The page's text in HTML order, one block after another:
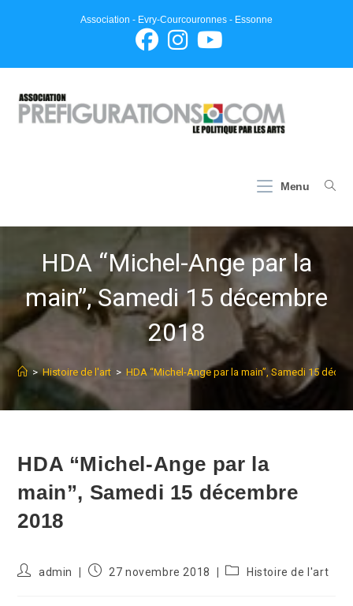
Association - Evry-Courcouronnes - Essonne
Menu
HDA “Michel-Ange par la
main”, Samedi 15 décembre
2018
> Histoire de l'art > HDA “Michel-Ange par la main”, Samedi 15
HDA “Michel-Ange par la
main”, Samedi 15 décembre
2018
Auteur/autrice
admin
Publication
27 novembre 2018
PostHistoire de l'art